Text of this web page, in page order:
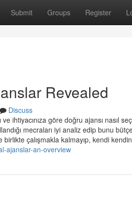
Submit Groups Register
Revealed
Discuss
ve ihtiyacınıza göre doğru ajansı nasıl
mecraları iyi analiz edip bunu
çalışmakla kalmayıp, kendi
ajanslar-an-overview